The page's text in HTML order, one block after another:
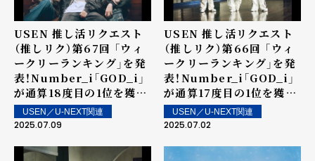
USEN 推し活リクエスト
（推しリク）第67回 「ウィ
ークリーランキング」を発
表！Number_i「GOD_i」
が通算18度目の1位を獲
得！2位にSnow Man、3
位に櫻坂46！～ 上位ラン
配信！
USEN／U-NEXT関連
2025.07.09
USEN 推し活リクエスト
（推しリク）第66回 「ウィ
ークリーランキング」を発
表！Number_i「GOD_i」
が通算17度目の1位を獲
得！～ 上位ランクイン楽曲
は街中・店内で配信！
USEN／U-NEXT関連
2025.07.02